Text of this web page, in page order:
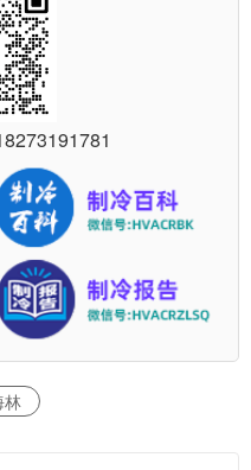
林